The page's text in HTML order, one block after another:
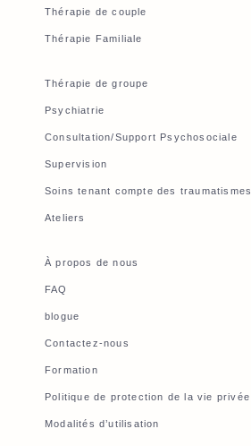
Thérapie de couple
Thérapie Familiale
Thérapie de groupe
Psychiatrie
Consultation/Support Psychosociale
Supervision
Soins tenant compte des traumatismes
Ateliers
À propos de nous
FAQ
blogue
Contactez-nous
Formation
Politique de protection de la vie privée
Modalités d’utilisation